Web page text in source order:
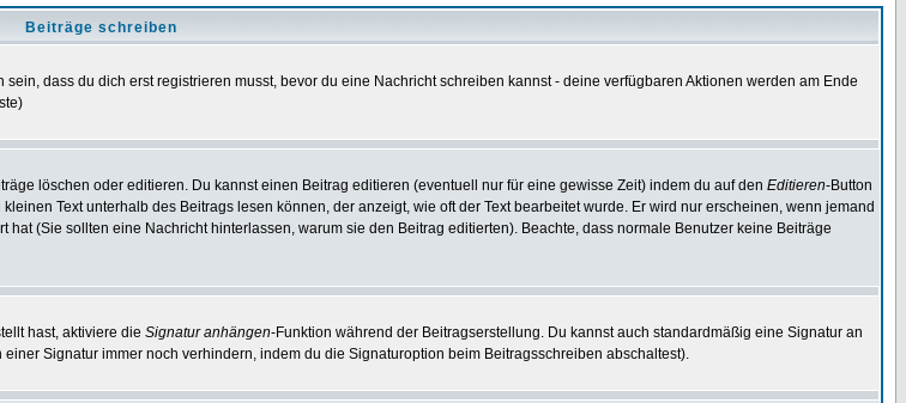
Beiträge schreiben
dass du dich erst registrieren musst, bevor du eine Nachricht schreiben kannst - deine verfügbaren Aktionen werden am Ende
löschen oder editieren. Du kannst einen Beitrag editieren (eventuell nur für eine gewisse Zeit) indem du auf den Editieren-Button
Text unterhalb des Beitrags lesen können, der anzeigt, wie oft der Text bearbeitet wurde. Er wird nur erscheinen, wenn jemand
(Sie sollten eine Nachricht hinterlassen, warum sie den Beitrag editierten). Beachte, dass normale Benutzer keine Beiträge
hast, aktiviere die Signatur anhängen-Funktion während der Beitragserstellung. Du kannst auch standardmäßig eine Signatur an
Signatur immer noch verhindern, indem du die Signaturoption beim Beitragsschreiben abschaltest).